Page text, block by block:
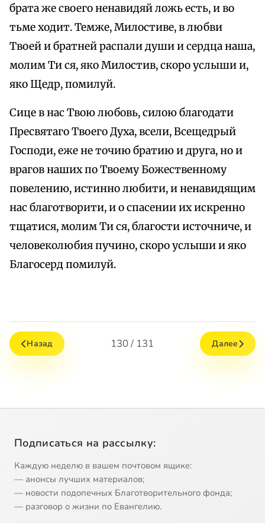
брата же своего ненавидяй ложь есть, и во
тьме ходит. Темже, Милостиве, в любви
Твоей и братней распали души и сердца наша,
молим Ти ся, яко Милостив, скоро услыши и,
яко Щедр, помилуй.
Сице в нас Твою любовь, силою благодати
Пресвятаго Твоего Духа, всели, Всещедрый
Господи, еже не точию братию и друга, но и
врагов наших по Твоему Божественному
повелению, истинно любити, и ненавидящим
нас благотворити, и о спасении их искренно
тщатися, молим Ти ся, благости источниче, и
человеколюбия пучино, скоро услыши и яко
Благосерд помилуй.
Назад 130 / 131 Далее
Подписаться на рассылку:
Каждую неделю в вашем почтовом ящике:
— анонсы лучших материалов;
— новости подопечных Благотворительного фонда;
— разговор о жизни по Евангелию.